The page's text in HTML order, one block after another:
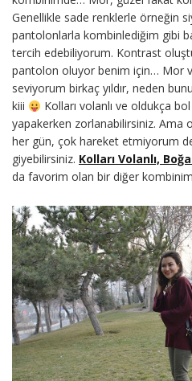
Genellikle sade renklerle örneğin
pantolonlarla kombinlediğim gibi
tercih edebiliyorum. Kontrast
pantolon oluyor benim için… Mor
seviyorum birkaç yıldır, neden
kiii
Kolları volanlı ve oldukça
yapakerken zorlanabilirsiniz. Ama
her gün, çok hareket etmiyorum
giyebilirsiniz. Kolları Volanlı,
da favorim olan bir diğer